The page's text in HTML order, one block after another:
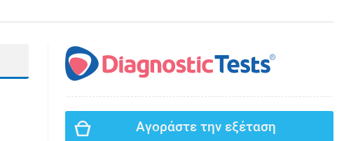
Αγοράστε την εξέταση